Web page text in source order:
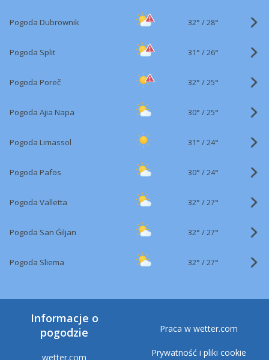
Pogoda Dubrownik 32° /28°
Pogoda Split 31° /26°
Pogoda Poreč 32° /25°
Pogoda Ajia Napa 30° /25°
Pogoda Limassol 31° /24°
Pogoda Pafos 30° /24°
Pogoda Valletta 32° /27°
Pogoda San Ġiljan 32° /27°
Pogoda Sliema 32° /27°
Informacje o
pogodzie
wetter.com
Praca w wetter.com
Prywatność i pliki cookie